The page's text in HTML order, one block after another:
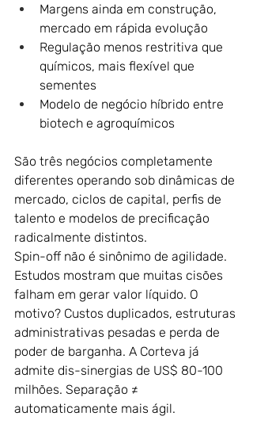
Margens ainda em construção,
mercado em rápida evolução
Regulação menos restritiva que
químicos, mais flexível que
sementes
Modelo de negócio híbrido entre
biotech e agroquímicos
São três negócios completamente
diferentes operando sob dinâmicas de
mercado, ciclos de capital, perfis de
talento e modelos de precificação
radicalmente distintos.
Spin-off não é sinônimo de agilidade.
Estudos mostram que muitas cisões
falham em gerar valor líquido. O
motivo? Custos duplicados, estruturas
administrativas pesadas e perda de
poder de barganha. A Corteva já
admite dis-sinergias de US$ 80-100
milhões. Separação ≠
automaticamente mais ágil.